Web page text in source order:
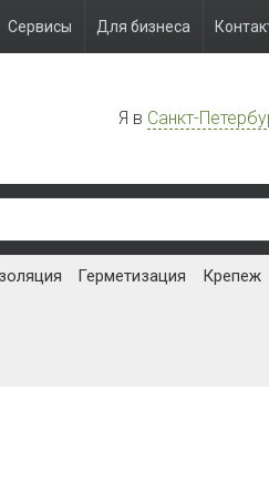
Сервисы Для бизнеса
Я в Санкт-
Герметизация Крепеж